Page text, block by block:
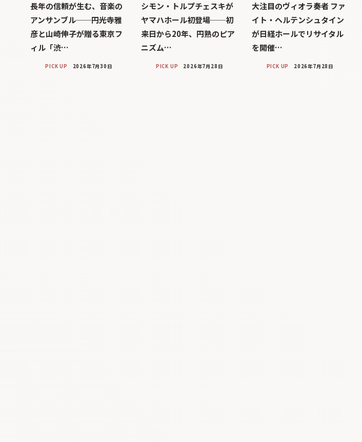
長年の信頼が生む、音楽の
アンサンブル──円光寺雅
彦と山崎伸子が贈る東京フ
ィル「渋…
PICK UP 2026年7月30日
シモン・トルプチェスキが
ヤマハホール初登場──初
来日から20年、円熟のピア
ニズム…
PICK UP 2026年7月28日
大注目のヴィオラ奏者 ファ
イト・ヘルテンシュタイン
が日経ホールでリサイタル
を開催…
PICK UP 2026年7月28日